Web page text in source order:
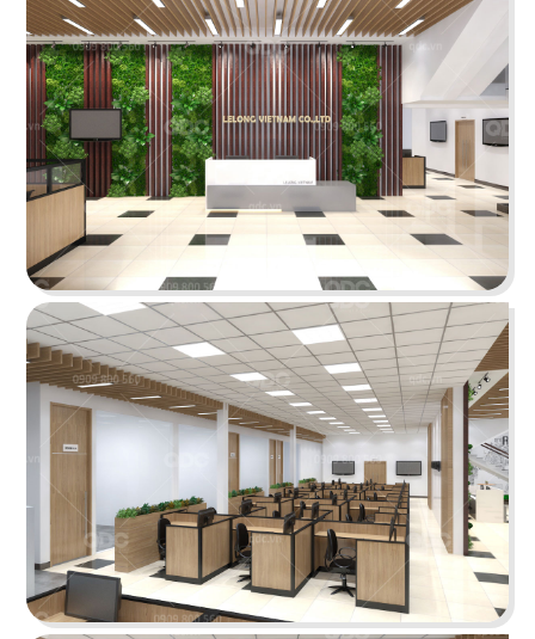
ÁN
SHOWROOM
TIN
TỨC
LIÊN
HỆ
THẾ KỶ XANH
Dự án văn phòng Thế Kỷ Xanh được thiết kế
Chi tiết